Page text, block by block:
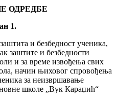
ОДРЕДБЕ
1.
и безбедност ученика,
заштите и безбедности
и за време извођења свих
начин њиховог спровођења
за неизвршавање
школе „Вук Караџић“